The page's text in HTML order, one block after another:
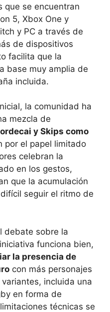
que se encuentran
5, Xbox One y
y PC a través de
de dispositivos
facilita que la
base muy amplia de
incluida.
la comunidad ha
mezcla de
y Skips como
por el papel limitado
celebran la
en los gestos,
que la acumulación
seguir el ritmo de
debate sobre la
funciona bien,
la presencia de
con más personajes
incluida una
en forma de
técnicas se